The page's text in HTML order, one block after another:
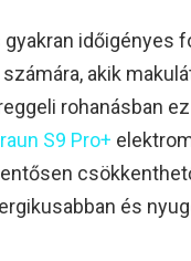
időigényes
akik
rohanásban
S9 Pro+
és